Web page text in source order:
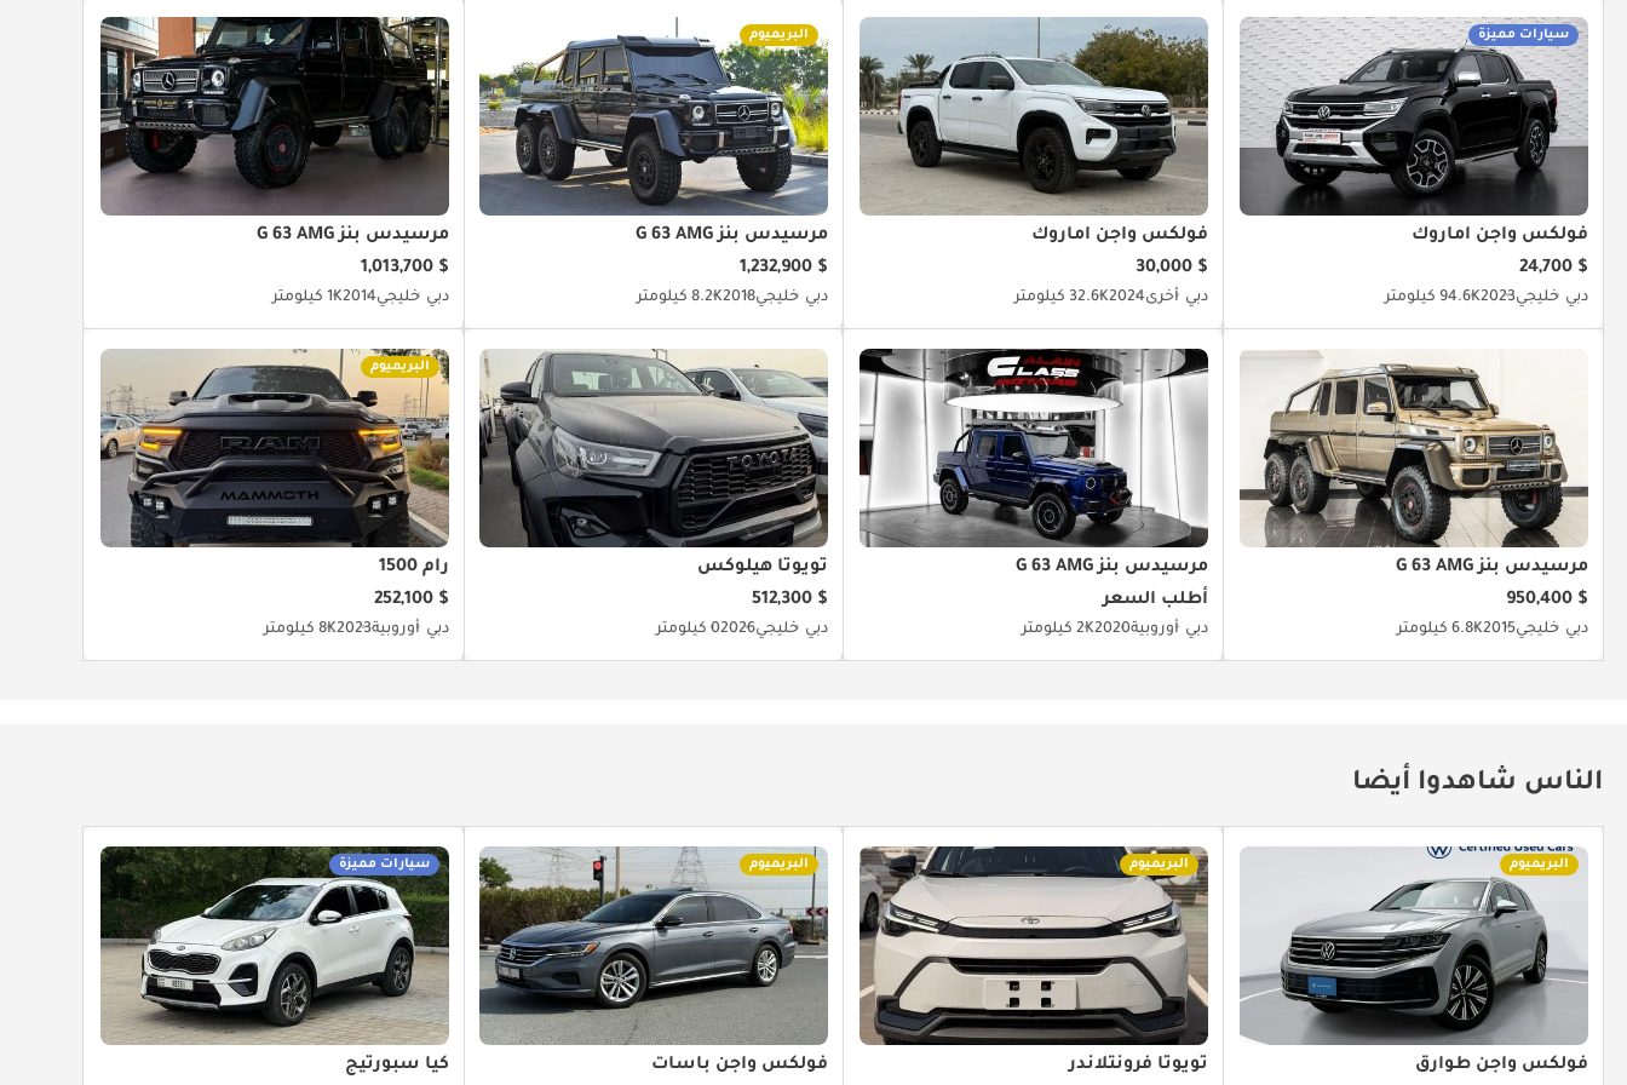
سيارات مميزة
فولكس واجن أماروك
$ 24,700
دبي خليجي202394.6K كيلومتر
فولكس واجن أماروك
$ 30,000
دبي أخرى202432.6K كيلومتر
البريميوم
مرسيدس بنز G 63 AMG
$ 1,232,900
دبي خليجي20188.2K كيلومتر
مرسيدس بنز G 63 AMG
$ 1,013,700
دبي خليجي20141K كيلومتر
مرسيدس بنز G 63 AMG
$ 950,400
دبي خليجي20156.8K كيلومتر
مرسيدس بنز G 63 AMG
أطلب السعر
دبي أوروبية20202K كيلومتر
تويوتا هيلوكس
$ 512,300
دبي خليجي20260 كيلومتر
البريميوم
رام 1500
$ 252,100
دبي أوروبية20238K كيلومتر
الناس شاهدوا أيضا
البريميوم
فولكس واجن طوارق
البريميوم
تويوتا فرونتلاندر
البريميوم
فولكس واجن باسات
سيارات مميزة
كيا سبورتيج